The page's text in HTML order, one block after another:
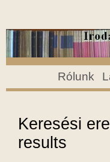
Rólunk
Keresési
results